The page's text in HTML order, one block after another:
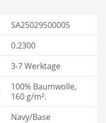
SA25029500005
0.2300
3-7 Werktage
100% Baumwolle,
160 g/m².
Navy/Base